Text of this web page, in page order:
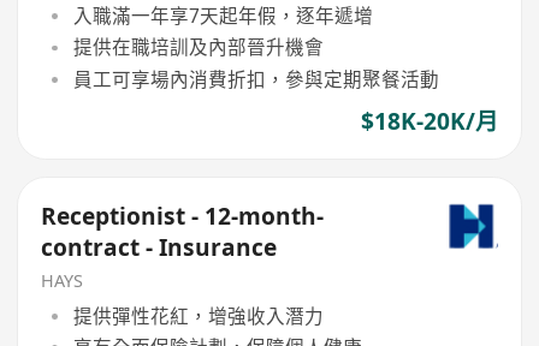
入職滿一年享7天起年假，逐年遞增
提供在職培訓及內部晉升機會
員工可享場內消費折扣，參與定期聚餐活動
$18K-20K/月
Receptionist - 12-month-
contract - Insurance
HAYS
提供彈性花紅，增強收入潛力